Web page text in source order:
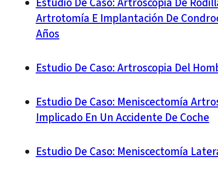
Artrotomía E Implantación De
Años
Estudio De Caso: Artroscopia Del
Estudio De Caso: Meniscectomía
Implicado En Un Accidente De Coche
Estudio De Caso: Meniscectomía